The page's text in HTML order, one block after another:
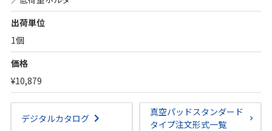
出荷単位
1個
価格
¥10,879
デジタルカタログ
真空パッドスタンダード
タイプ注文形式一覧